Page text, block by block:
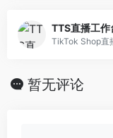
TTS直播工作
TikTok Shop直
暂无评论